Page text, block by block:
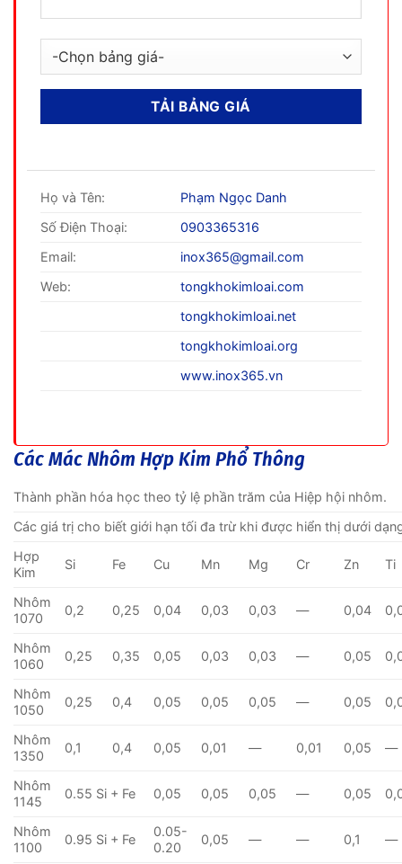
Họ và Tên:
Phạm Ngọc Danh
Số Điện Thoại:
0903365316
Email:
inox365@gmail.com
Web:
tongkhokimloai.com
tongkhokimloai.net
tongkhokimloai.org
www.inox365.vn
Các Mác Nhôm Hợp Kim Phổ Thông
Thành phần hóa học theo tỷ lệ phần trăm của Hiệp hội nhôm.
Các giá trị cho biết giới hạn tối đa trừ khi được hiển thị dưới
Hợp
Kim
Si Fe Cu Mn Mg Cr Zn Ti
Nhôm
1070
0,2 0,25 0,04 0,03 0,03 — 0,04
Nhôm
1060
0,25 0,35 0,05 0,03 0,03 — 0,05
Nhôm
1050
0,25 0,4 0,05 0,05 0,05 — 0,05
Nhôm
1350
0,1 0,4 0,05 0,01 — 0,01 0,05 —
Nhôm
1145
0.55 Si + Fe 0,05 0,05 0,05 — 0,05
Nhôm
1100
0.95 Si + Fe
0.05-
0.20
0,05 — — 0,1 —